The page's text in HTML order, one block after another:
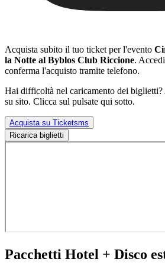
Acquista subito il tuo ticket per l'evento
la Notte al Byblos Club Riccione.
conferma l'acquisto tramite telefono.
Hai difficoltà nel caricamento dei
su sito. Clicca sul pulsate qui sotto.
Acquista su Ticketsms
Ricarica biglietti
Pacchetti Hotel + Disco